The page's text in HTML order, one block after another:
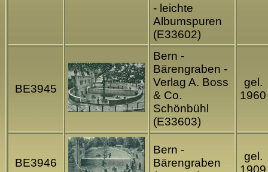
- leichte
Albumspuren
(E33602)
BE3945
Bern -
Bärengraben -
Verlag A. Boss
& Co.
Schönbühl
(E33603)
gel.
1960
BE3946
Bern -
Bärengraben
gel.
1909